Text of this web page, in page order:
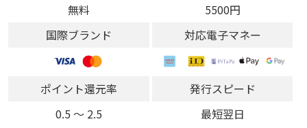
無料
5500円
国際ブランド
対応電子マネー
ポイント還元率
0.5 〜 2.5
発行スピード
最短翌日